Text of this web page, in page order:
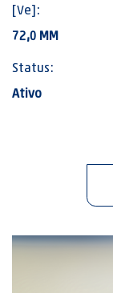
[Ve]:
72,0 MM
Status:
Ativo